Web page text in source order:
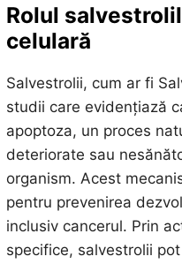
Rolul
celulară
Salvestrolii, cum ar fi
studii care evidențiază
apoptoza, un proces
deteriorate sau
organism. Acest
pentru prevenirea
inclusiv cancerul. Prin
specifice, salvestrolii